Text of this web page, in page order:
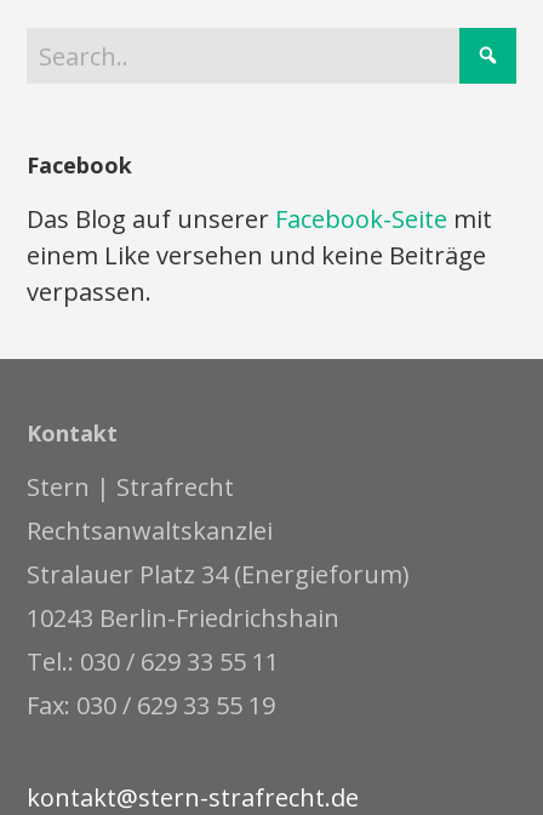
Facebook
Das Blog auf unserer Facebook-Seite mit
einem Like versehen und keine Beiträge
verpassen.
Kontakt
Stern | Strafrecht
Rechtsanwaltskanzlei
Stralauer Platz 34 (Energieforum)
10243 Berlin-Friedrichshain
Tel.: 030 / 629 33 55 11
Fax: 030 / 629 33 55 19
kontakt@stern-strafrecht.de